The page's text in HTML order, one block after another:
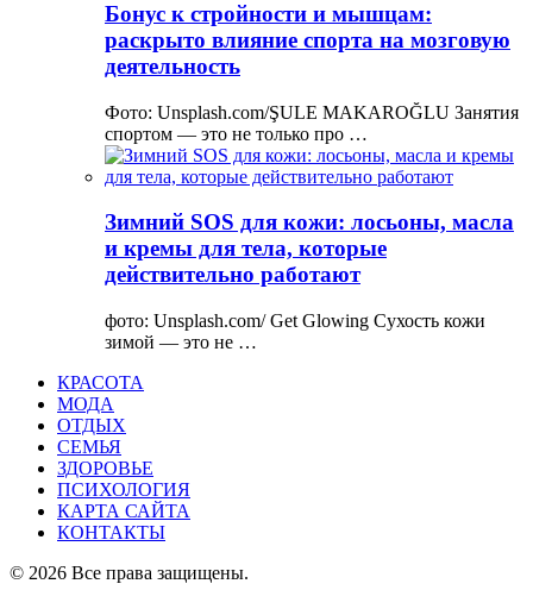
Бонус к стройности и мышцам:
раскрыто влияние спорта на мозговую
деятельность
Фото: Unsplash.com/ŞULE MAKAROĞLU Занятия
спортом — это не только про …
Зимний SOS для кожи: лосьоны, масла
и кремы для тела, которые
действительно работают
фото: Unsplash.com/ Get Glowing Сухость кожи
зимой — это не …
КРАСОТА
МОДА
ОТДЫХ
СЕМЬЯ
ЗДОРОВЬЕ
ПСИХОЛОГИЯ
КАРТА САЙТА
КОНТАКТЫ
© 2026 Все права защищены.